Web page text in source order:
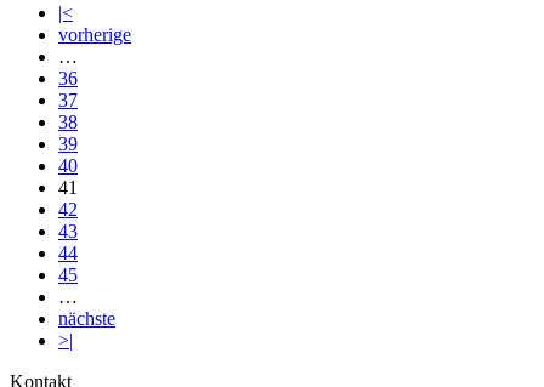
|<
vorherige
…
36
37
38
39
40
41
42
43
44
45
…
nächste
>|
Kontakt